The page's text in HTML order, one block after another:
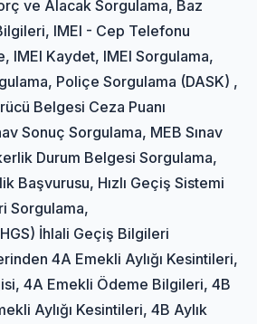
ve Alacak Sorgulama, Baz
IMEI - Cep Telefonu
IMEI Kaydet, IMEI Sorgulama,
Poliçe Sorgulama (DASK) ,
Belgesi Ceza Puanı
Sonuç Sorgulama, MEB Sınav
Durum Belgesi Sorgulama,
Başvurusu, Hızlı Geçiş Sistemi
Sorgulama,
İhlali Geçiş Bilgileri
4A Emekli Aylığı Kesintileri,
4A Emekli Ödeme Bilgileri, 4B
Aylığı Kesintileri, 4B Aylık